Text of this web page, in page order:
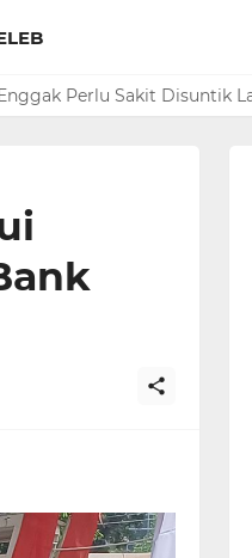
Bandung Barat